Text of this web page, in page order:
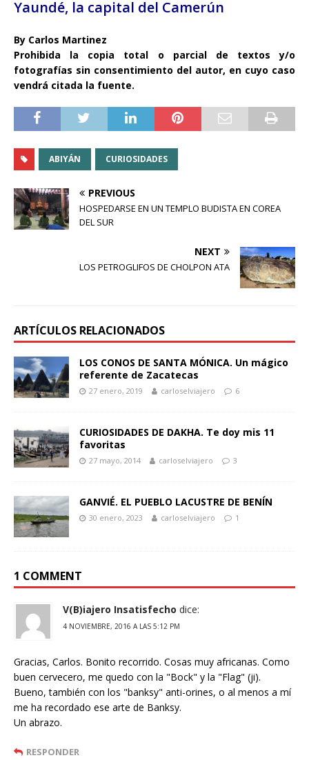
Yaundé, la capital del Camerún
By Carlos Martinez
Prohibida la copia total o parcial de textos y/o
fotografías sin consentimiento del autor, en cuyo caso
vendrá citada la fuente.
ABIYÁN CURIOSIDADES
PREVIOUS
HOSPEDARSE EN UN TEMPLO BUDISTA EN COREA
DEL SUR
NEXT
LOS PETROGLIFOS DE CHOLPON ATA
ARTÍCULOS RELACIONADOS
LOS CONOS DE SANTA MÓNICA. Un mágico
referente de Zacatecas
27 enero, 2019 carloselviajero 6
CURIOSIDADES DE DAKHA. Te doy mis 11
favoritas
27 mayo, 2014 carloselviajero 3
GANVIÉ. EL PUEBLO LACUSTRE DE BENÍN
30 enero, 2023 carloselviajero 1
1 COMMENT
V(B)iajero Insatisfecho dice:
4 NOVIEMBRE, 2016 A LAS 5:12 PM
Gracias, Carlos. Bonito recorrido. Cosas muy africanas. Como
buen cervecero, me quedo con la "Bock" y la "Flag" (ji).
Bueno, también con los "banksy" anti-orines, o al menos a mí
me ha recordado ese arte de Banksy.
Un abrazo.
RESPONDER